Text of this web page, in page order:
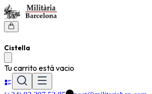
Cistella
Tu carrito está vacio